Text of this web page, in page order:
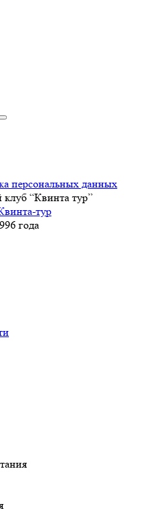
персональных данных
“Квинта тур”
года